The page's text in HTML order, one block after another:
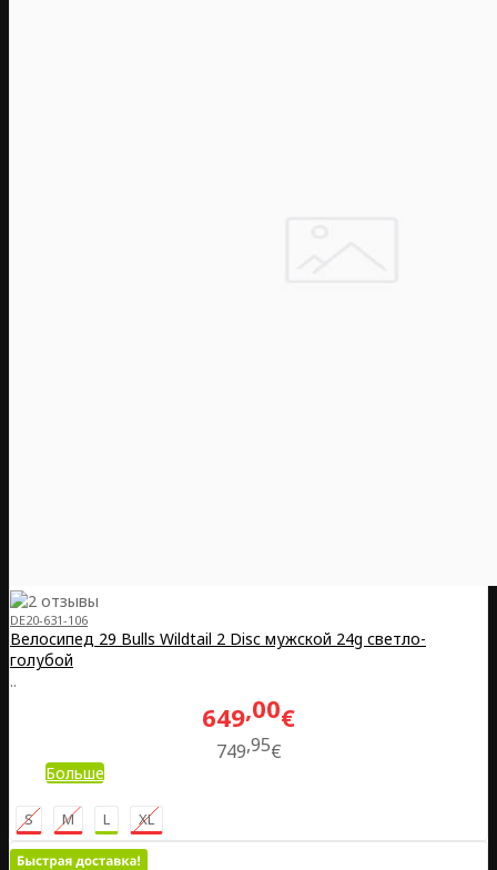
DE20-631-106
Велосипед 29 Bulls Wildtail 2 Disc мужской 24g светло-
голубой
..
649 00€
749 95€
Больше
S M L XL